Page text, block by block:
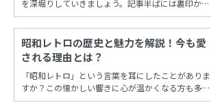
を深堀りしていきましょう。記事半ばには裏印から
年代を調べることができる保存版一覧もあります！
昭和レトロの歴史と魅力を解説！今も愛
される理由とは？
「昭和レトロ」という言葉を耳にしたことがありま
すか？この懐かしい響きに心が温かくなる方も多い
でしょう。昭和時代の風情を再現し、今も多くの